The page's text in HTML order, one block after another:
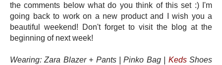
the comments below what do you think of this set :) I'm
going back to work on a new product and I wish you a
beautiful weekend! Don't forget to visit the blog at the
beginning of next week!
Wearing: Zara Blazer + Pants | Pinko Bag | KedsShoes